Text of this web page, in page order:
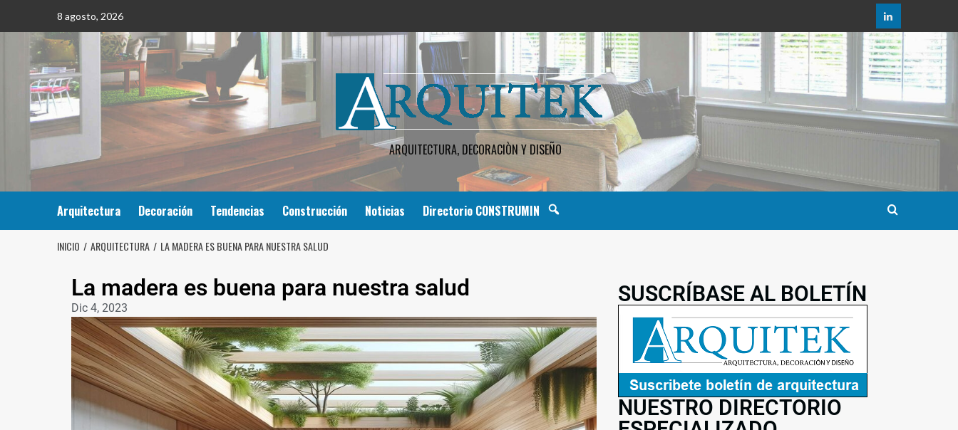
8 agosto, 2026
ARQUITECTURA, DECORACIÒN Y DISEÑO
Arquitectura Decoración Tendencias Construcción Noticias Directorio CONSTRUMIN
INICIO ARQUITECTURA LA MADERA ES BUENA PARA NUESTRA SALUD
La madera es buena para nuestra salud
Dic 4, 2023
SUSCRÍBASE AL BOLETÍN
NUESTRO DIRECTORIO